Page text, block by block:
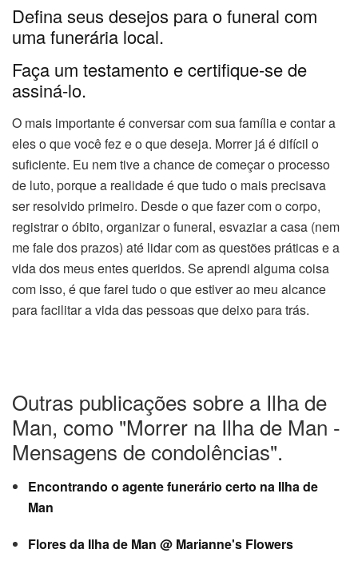
Defina seus desejos para o funeral com
uma funerária local.
Faça um testamento e certifique-se de
assiná-lo.
O mais importante é conversar com sua família e contar a
eles o que você fez e o que deseja. Morrer já é difícil o
suficiente. Eu nem tive a chance de começar o processo
de luto, porque a realidade é que tudo o mais precisava
ser resolvido primeiro. Desde o que fazer com o corpo,
registrar o óbito, organizar o funeral, esvaziar a casa (nem
me fale dos prazos) até lidar com as questões práticas e a
vida dos meus entes queridos. Se aprendi alguma coisa
com isso, é que farei tudo o que estiver ao meu alcance
para facilitar a vida das pessoas que deixo para trás.
Outras publicações sobre a Ilha de
Man, como "Morrer na Ilha de Man -
Mensagens de condolências".
Encontrando o agente funerário certo na Ilha de
Man
Flores da Ilha de Man @ Marianne's Flowers